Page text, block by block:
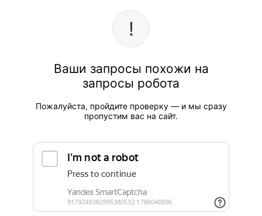
Ваши запросы похожи на
запросы робота
Пожалуйста, пройдите проверку — и мы сразу
пропустим вас на сайт.